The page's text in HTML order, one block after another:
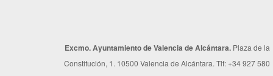
Excmo. Ayuntamiento de Valencia de Alcántara. Plaza de la
Constitución, 1. 10500 Valencia de Alcántara. Tlf: +34 927 580